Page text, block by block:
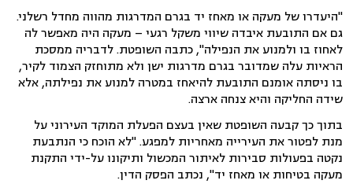
"היעדרו של מעקה או מאחז יד בגרם המדרגות מהווה מחדל רשלני.
גם אם התובעת איבדה שיווי משקל רגעי – מעקה היה מאפשר לה
לאחוז בו ולמנוע את הנפילה", כתבה השופטת. לדבריה ממסכת
הראיות עלה שמדובר בגרם מדרגות ישן ולא מתוחזק הצמוד לקיר,
בו ניסתה אומנם התובעת להיאחז במטרה למנוע את נפילתה, אלא
שידה החליקה והיא צנחה ארצה.
בתוך כך קבעה השופטת שאין בעצם הפעלת המוקד העירוני על
מנת לפטור את העירייה מאחריות למפגע. "לא הוכח כי הנתבעת
נקטה בפעולות סבירות לאיתור המכשול ותיקונו על-ידי התקנת
מעקה בטיחות או מאחז יד", נכתב הפסק הדין.